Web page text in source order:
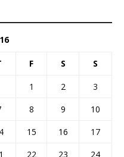
F S S
1 2
3
8 9
10
15 16
17
22 23
24